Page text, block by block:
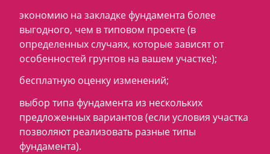
экономию на закладке фундамента более
выгодного, чем в типовом проекте (в
определенных случаях, которые зависят от
особенностей грунтов на вашем участке);
бесплатную оценку изменений;
выбор типа фундамента из нескольких
предложенных вариантов (если условия участка
позволяют реализовать разные типы
фундамента).